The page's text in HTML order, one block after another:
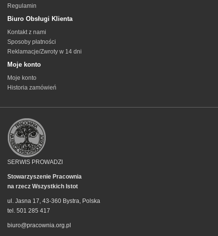
Regulamin
Biuro Obsługi Klienta
Kontakt z nami
Sposoby płatności
Reklamacje/Zwroty w 14 dni
Moje konto
Moje konto
Historia zamówień
SERWIS PROWADZI
Stowarzyszenie Pracownia
na rzecz Wszystkich Istot
ul. Jasna 17, 43-360 Bystra, Polska
tel. 501 285 417
biuro@pracownia.org.pl